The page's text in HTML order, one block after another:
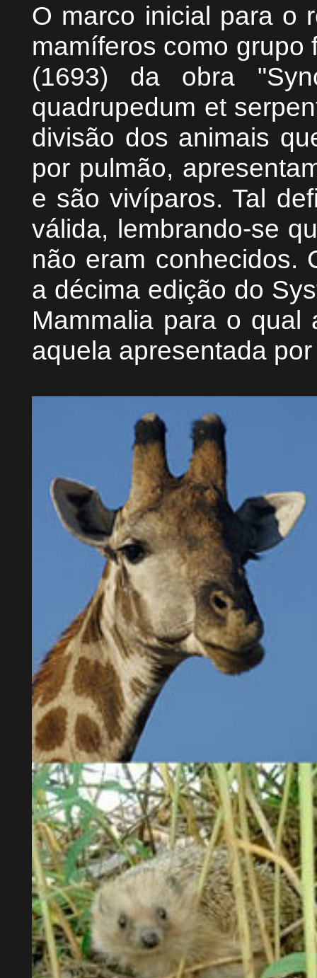
O marco inicial para o
mamíferos como grupo
(1693) da obra
quadrupedum et
divisão dos animais
por pulmão,
e são vivíparos. Tal
válida, lembrando-se
não eram conhecidos.
a décima edição do
Mammalia para o qual
aquela apresentada por